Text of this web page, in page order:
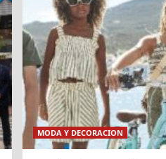
MODA Y DECORACION